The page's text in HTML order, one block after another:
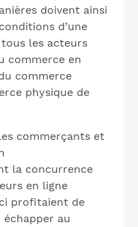
doivent ainsi
d’une
les acteurs
commerce en
commerce
physique de
commerçants et
la concurrence
en ligne
profitaient de
au